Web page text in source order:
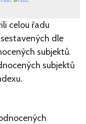
celou řadu
dle
subjektů.
subjektů